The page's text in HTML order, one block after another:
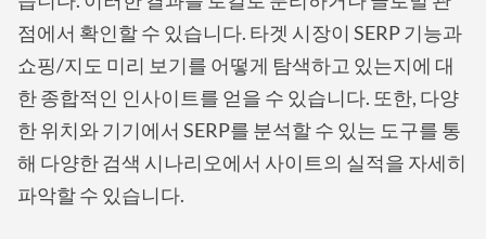
점에서 확인할 수 있습니다. 타겟 시장이 SERP 기능과
쇼핑/지도 미리 보기를 어떻게 탐색하고 있는지에 대
한 종합적인 인사이트를 얻을 수 있습니다. 또한, 다양
한 위치와 기기에서 SERP를 분석할 수 있는 도구를 통
해 다양한 검색 시나리오에서 사이트의 실적을 자세히
파악할 수 있습니다.